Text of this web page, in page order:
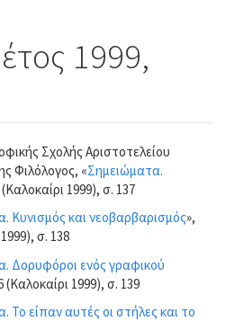
1999,
Σχολής Αριστοτελείου
Φιλόλογος, «Σημειώματα.
1999), σ. 137
Κυνισμός και νεοβαρβαρισμός»,
σ. 138
Δορυφόροι ενός γραφικού
(Καλοκαίρι 1999), σ. 139
Το είπαν αυτές οι στήλες και το